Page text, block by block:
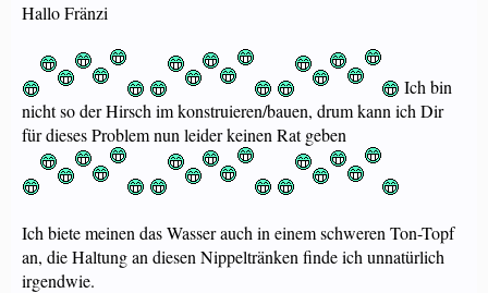
Hallo Fränzi
Ich bin
nicht so der Hirsch im konstruieren/bauen, drum kann ich Dir
für dieses Problem nun leider keinen Rat geben
Ich biete meinen das Wasser auch in einem schweren Ton-Topf
an, die Haltung an diesen Nippeltränken finde ich unnatürlich
irgendwie.